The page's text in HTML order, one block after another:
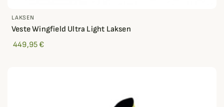
LAKSEN
Veste Wingfield Ultra Light Laksen
449,95 €